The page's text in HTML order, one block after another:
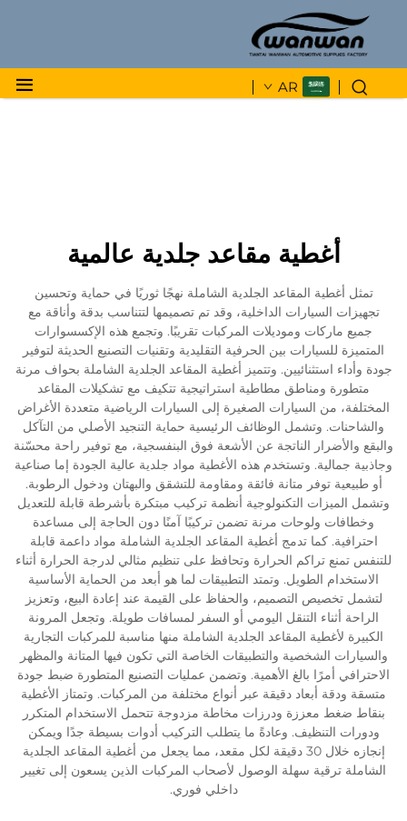
AR
أغطية مقاعد جلدية عالمية
تمثل أغطية المقاعد الجلدية الشاملة نهجًا ثوريًا في حماية وتحسين
تجهيزات السيارات الداخلية، وقد تم تصميمها لتتناسب بدقة وأناقة مع
جميع ماركات وموديلات المركبات تقريبًا. وتجمع هذه الإكسسوارات
المتميزة للسيارات بين الحرفية التقليدية وتقنيات التصنيع الحديثة لتوفير
جودة وأداء استثنائيين. وتتميز أغطية المقاعد الجلدية الشاملة بحواف مرنة
متطورة ومناطق مطاطية استراتيجية تتكيف مع تشكيلات المقاعد
المختلفة، من السيارات الصغيرة إلى السيارات الرياضية متعددة الأغراض
والشاحنات. وتشمل الوظائف الرئيسية حماية التنجيد الأصلي من التآكل
والبقع والأضرار الناتجة عن الأشعة فوق البنفسجية، مع توفير راحة محسّنة
وجاذبية جمالية. وتستخدم هذه الأغطية مواد جلدية عالية الجودة إما صناعية
أو طبيعية توفر متانة فائقة ومقاومة للتشقق والبهتان ودخول الرطوبة.
وتشمل الميزات التكنولوجية أنظمة تركيب مبتكرة بأشرطة قابلة للتعديل
وخطافات ولوحات مرنة تضمن تركيبًا آمنًا دون الحاجة إلى مساعدة
احترافية. كما تدمج أغطية المقاعد الجلدية الشاملة مواد داعمة قابلة
للتنفس تمنع تراكم الحرارة وتحافظ على تنظيم مثالي لدرجة الحرارة أثناء
الاستخدام الطويل. وتمتد التطبيقات لما هو أبعد من الحماية الأساسية
لتشمل تخصيص التصميم، والحفاظ على القيمة عند إعادة البيع، وتعزيز
الراحة أثناء التنقل اليومي أو السفر لمسافات طويلة. وتجعل المرونة
الكبيرة لأغطية المقاعد الجلدية الشاملة منها مناسبة للمركبات التجارية
والسيارات الشخصية والتطبيقات الخاصة التي تكون فيها المتانة والمظهر
الاحترافي أمرًا بالغ الأهمية. وتضمن عمليات التصنيع المتطورة ضبط جودة
متسقة ودقة أبعاد دقيقة عبر أنواع مختلفة من المركبات. وتمتاز الأغطية
بنقاط ضغط معززة ودرزات مخاطة مزدوجة تتحمل الاستخدام المتكرر
ودورات التنظيف. وعادةً ما يتطلب التركيب أدوات بسيطة جدًا ويمكن
إنجازه خلال 30 دقيقة لكل مقعد، مما يجعل من أغطية المقاعد الجلدية
الشاملة ترقية سهلة الوصول لأصحاب المركبات الذين يسعون إلى تغيير
داخلي فوري.